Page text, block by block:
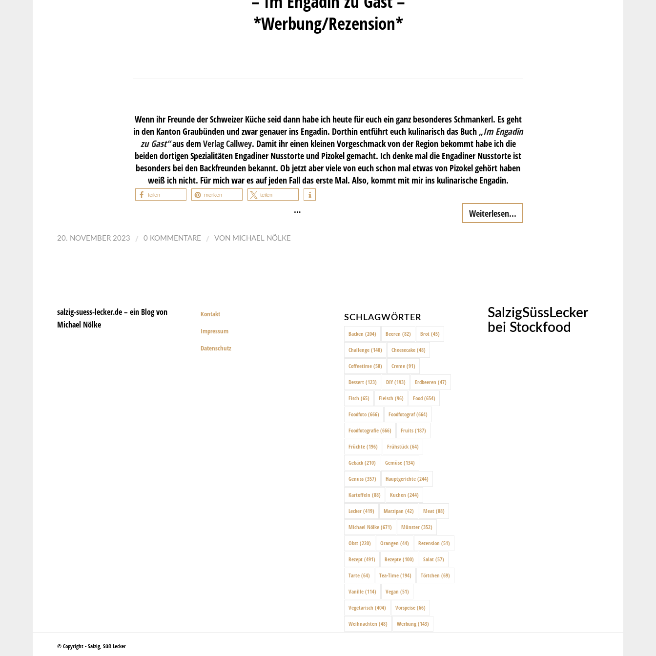
*Werbung/Rezension*
Wenn ihr Freunde der Schweizer Küche seid dann habe ich heute für euch ein ganz besonderes Schmankerl. Es geht
in den Kanton Graubünden und zwar genauer ins Engadin. Dorthin entführt euch kulinarisch das Buch „Im Engadin
zu Gast“aus dem Verlag Callwey. Damit ihr einen kleinen Vorgeschmack von der Region bekommt habe ich die
beiden dortigen Spezialitäten Engadiner Nusstorte und Pizokel gemacht. Ich denke mal die Engadiner Nusstorte ist
besonders bei den Backfreunden bekannt. Ob jetzt aber viele von euch schon mal etwas von Pizokel gehört haben
weiß ich nicht. Für mich war es auf jeden Fall das erste Mal. Also, kommt mit mir ins kulinarische Engadin.
teilen merken teilen
… Weiterlesen...
20. NOVEMBER 2023 / 0 KOMMENTARE / VON MICHAEL NÖLKE
salzig-suess-lecker.de – ein Blog von
Michael Nölke
Kontakt
Impressum
Datenschutz
SCHLAGWÖRTER
Backen (204) Beeren (82) Brot (45)
Challenge (140) Cheesecake (48)
Coffeetime (58) Creme (91)
Dessert (123) DIY (193) Erdbeeren (47)
Fisch (65) Fleisch (96) Food (654)
Foodfoto (666) Foodfotograf(664)
Foodfotografie (666) Fruits (187)
Früchte (196) Frühstück (64)
Gebäck (210) Gemüse (134)
Genuss (357) Hauptgerichte (244)
Kartoffeln (88) Kuchen (244)
Lecker (419) Marzipan (42) Meat (88)
Michael Nölke (671) Münster (352)
Obst (220) Orangen (44) Rezension (51)
Rezept (491) Rezepte (100) Salat (57)
Tarte (64) Tea-Time (194) Törtchen (69)
Vanille (114) Vegan (51)
Vegetarisch (404) Vorspeise (66)
Weihnachten (48) Werbung (143)
SalzigSüssLecker
bei Stockfood
© Copyright - Salzig, Süß Lecker